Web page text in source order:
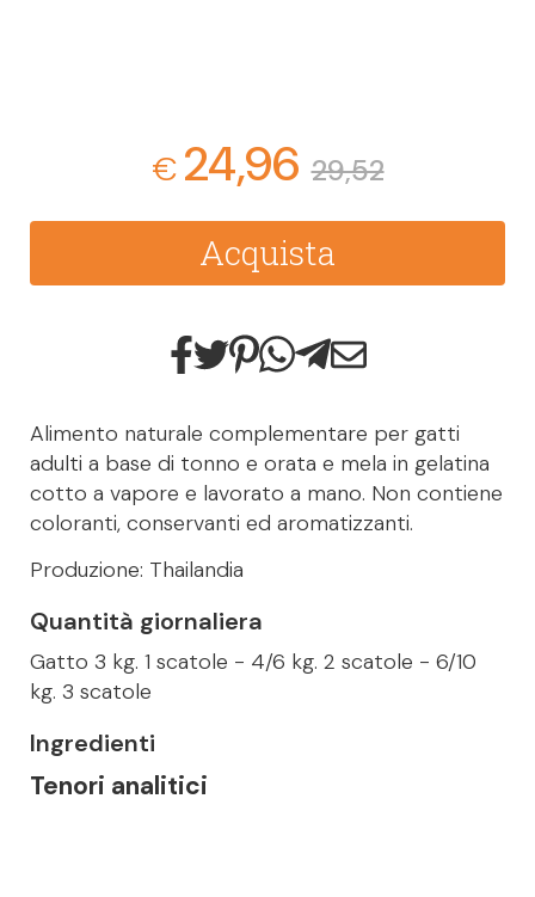
€24,96 29,52
Acquista
Alimento naturale complementare per gatti
adulti a base di tonno e orata e mela in gelatina
cotto a vapore e lavorato a mano. Non contiene
coloranti, conservanti ed aromatizzanti.
Produzione: Thailandia
Quantità giornaliera
Gatto 3 kg. 1 scatole - 4/6 kg. 2 scatole - 6/10
kg. 3 scatole
Ingredienti
Tenori analitici